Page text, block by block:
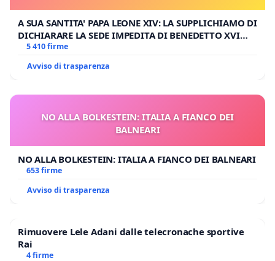
A SUA SANTITA' PAPA LEONE XIV: LA SUPPLICHIAMO DI
DICHIARARE LA SEDE IMPEDITA DI BENEDETTO XVI
E/O DI FAR APRIRE IL RELATIVO PROCESSO
5 410 firme
Avviso di trasparenza
NO ALLA BOLKESTEIN: ITALIA A FIANCO DEI
BALNEARI
NO ALLA BOLKESTEIN: ITALIA A FIANCO DEI BALNEARI
653 firme
Avviso di trasparenza
Rimuovere Lele Adani dalle telecronache sportive
Rai
4 firme